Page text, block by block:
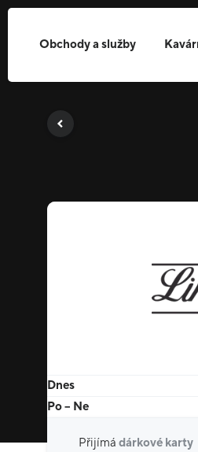
Obchody a služby
Dnes
Po – Ne
Přijímá dárkové karty